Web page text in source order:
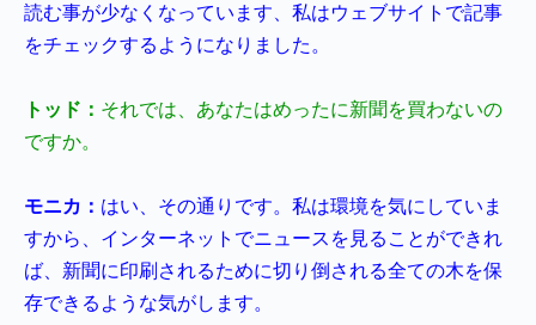
読む事が少なくなっています、私はウェブサイトで記事
をチェックするようになりました。
トッド： それでは、あなたはめったに新聞を買わないの
ですか。
モニカ： はい、その通りです。私は環境を気にしていま
すから、インターネットでニュースを見ることができれ
ば、新聞に印刷されるために切り倒される全ての木を保
存できるような気がします。